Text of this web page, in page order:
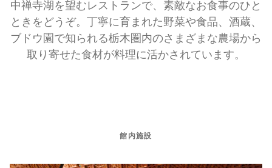
中禅寺湖を望むレストランで、素敵なお食事のひと
ときをどうぞ。丁寧に育まれた野菜や食品、酒蔵、
ブドウ園で知られる栃木圏内のさまざまな農場から
取り寄せた食材が料理に活かされています。
館内施設